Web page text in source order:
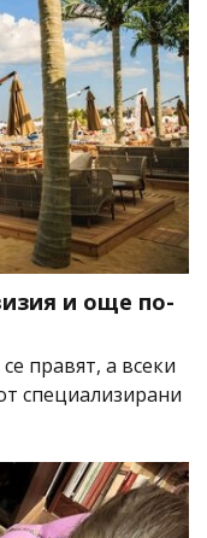
и още по-
правят, а всеки
специализирани